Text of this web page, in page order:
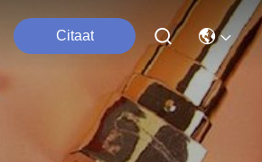
Citaat